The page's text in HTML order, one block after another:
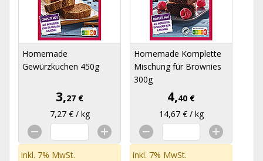
Homemade
Gewürzkuchen 450g
3,27 €
7,27 € / kg
inkl. 7% MwSt.
Homemade Komplette
Mischung für Brownies
300g
4,40 €
14,67 € / kg
inkl. 7% MwSt.